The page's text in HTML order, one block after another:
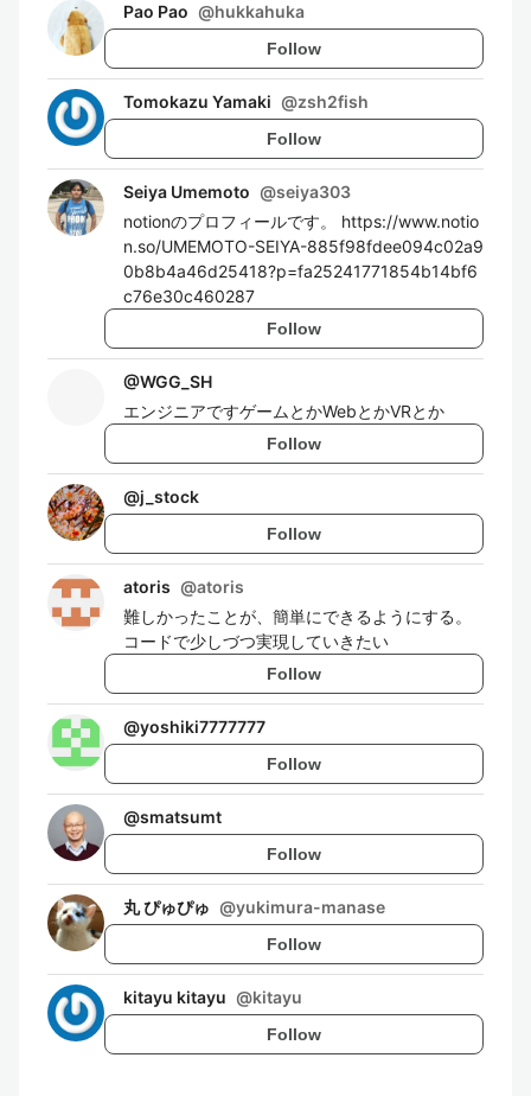
Pao Pao @hukkahuka
Follow
Tomokazu Yamaki @zsh2fish
Follow
Seiya Umemoto @seiya303
notionのプロフィールです。 https://www.notio
n.so/UMEMOTO-SEIYA-885f98fdee094c02a9
0b8b4a46d25418?p=fa25241771854b14bf6
c76e30c460287
Follow
@WGG_SH
エンジニアですゲームとかWebとかVRとか
Follow
@j_stock
Follow
atoris @atoris
難しかったことが、簡単にできるようにする。
コードで少しづつ実現していきたい
Follow
@yoshiki7777777
Follow
@smatsumt
Follow
丸 ぴゅぴゅ @yukimura-manase
Follow
kitayu kitayu @kitayu
Follow